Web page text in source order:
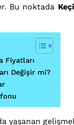
Bu noktada
Fiyatları
Değişir mi?
yaşanan